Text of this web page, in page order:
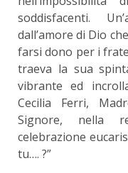
soddisfacenti.
dall’amore di Dio
farsi dono per i
traeva la sua
vibrante ed
Cecilia Ferri,
Signore, nella
celebrazione
tu…. ?”